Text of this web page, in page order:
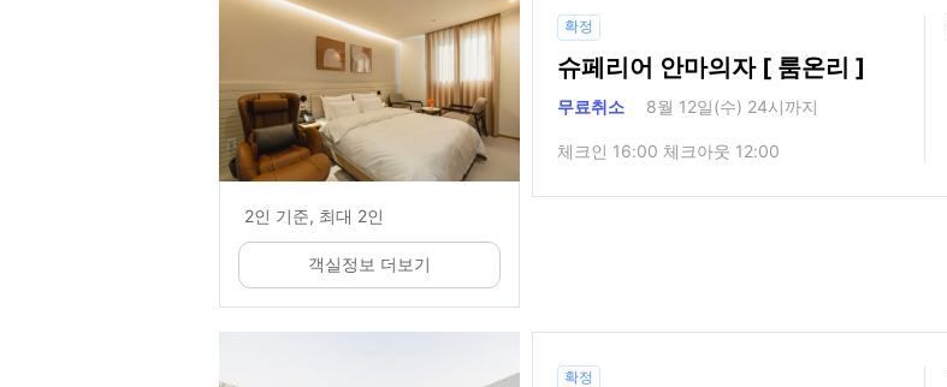
2인 기준, 최대 2인
객실정보 더보기
확정
슈페리어 안마의자 [ 룸온리 ]
무료취소 8월 12일(수) 24시까지
체크인 16:00 체크아웃 12:00
확정